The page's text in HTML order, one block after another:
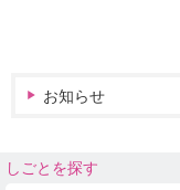
お知らせ
しごとを探す